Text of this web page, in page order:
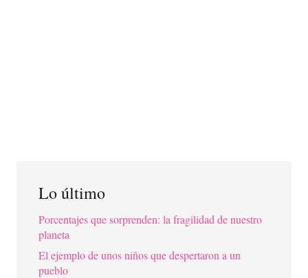
Lo último
Porcentajes que sorprenden: la fragilidad de nuestro
planeta
El ejemplo de unos niños que despertaron a un
pueblo